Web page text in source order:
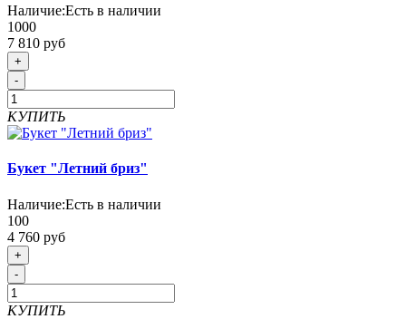
Наличие:Есть в наличии
1000
7 810 руб
+
-
КУПИТЬ
Букет "Летний бриз"
Наличие:Есть в наличии
100
4 760 руб
+
-
КУПИТЬ